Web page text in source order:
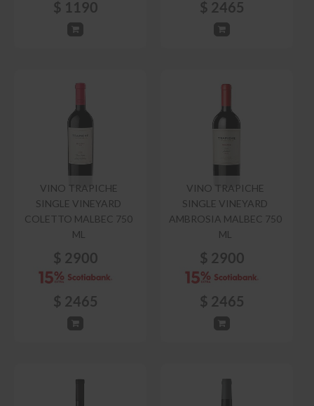
$ 1190 $ 2465
VINO TRAPICHE
SINGLE VINEYARD
COLETTO MALBEC 750
ML
$ 2900
$ 2465
VINO TRAPICHE
SINGLE VINEYARD
AMBROSIA MALBEC 750
ML
$ 2900
$ 2465